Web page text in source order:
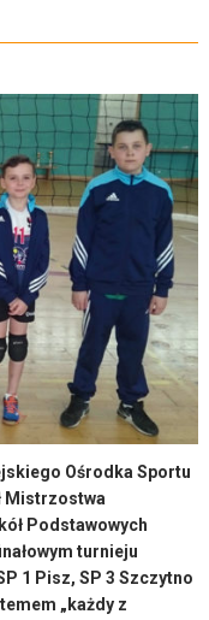
Ośrodka Sportu
Mistrzostwa
Podstawowych
turnieju
1 Pisz, SP 3 Szczytno
„każdy z